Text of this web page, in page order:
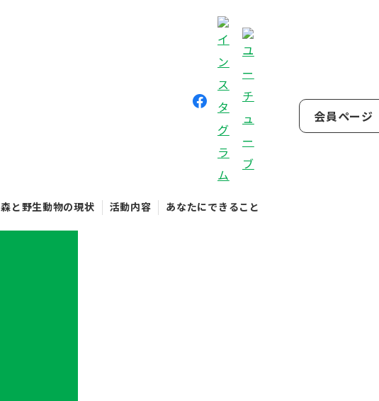
森と野生動物の現状 活動内容 あなたにできること
会員ページ